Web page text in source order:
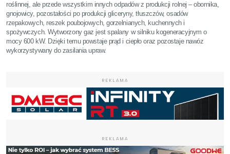
roślinnej, ale przede wszystkim innych odpadów z produkcji rolnej – obornika,
gnojowicy, pozostałości po produkcji gliceryny, tłuszczów, osadów
rzepakowych, reszek poubojowych, gorzelnianych, kuchennych i
spożywczych. Wytworzony gaz jest spalany w silniku kogeneracyjnym o
mocy 600 kW. Dzięki temu powstaje prąd i ciepło oraz pozostaje nawóz
wykorzystywany do zasilania upraw.
REKLAMA
REKLAMA